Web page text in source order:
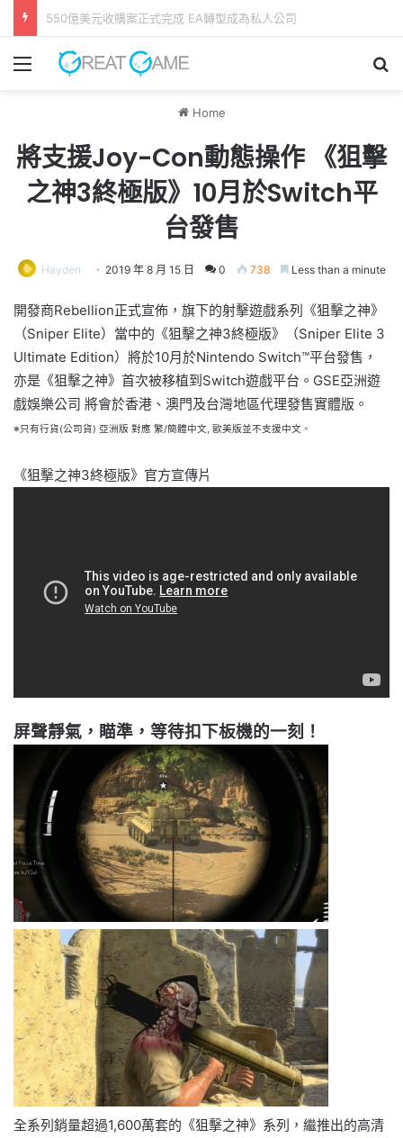
GAME FREAK全新作品《 轉世之獸 》 遊戲今日正式發售！
Menu
Home
將支援Joy-Con動態操作 《狙擊
之神3終極版》10月於Switch平
台發售
Hayden 2019 年 8 月 15 日 0 738 Less than a minute
開發商Rebellion正式宣佈，旗下的射擊遊戲系列《狙擊之神》
（Sniper Elite）當中的《狙擊之神3終極版》（Sniper Elite 3
Ultimate Edition）將於10月於Nintendo Switch™平台發售，
亦是《狙擊之神》首次被移植到Switch遊戲平台。GSE亞洲遊
戲娛樂公司 將會於香港、澳門及台灣地區代理發售實體版。
※只有行貨(公司貨) 亞洲版 對應 繁/簡體中文, 歐美版並不支援中文。
《狙擊之神3終極版》官方宣傳片
屏聲靜氣，瞄準，等待扣下板機的一刻！
全系列銷量超過1,600萬套的《狙擊之神》系列，繼推出的高清